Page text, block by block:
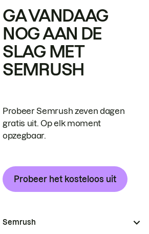
GA VANDAAG
NOG AAN DE
SLAG MET
SEMRUSH
Probeer Semrush zeven dagen
gratis uit. Op elk moment
opzegbaar.
Probeer het kosteloos uit
Semrush